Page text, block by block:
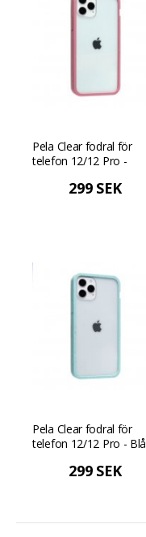
Pela Clear fodral för
telefon 12/12 Pro -
299 SEK
Pela Clear fodral för
telefon 12/12 Pro - Blå
299 SEK